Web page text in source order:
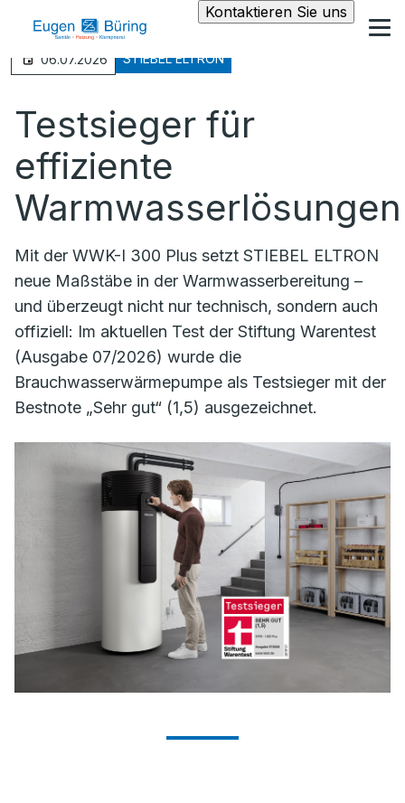
Kontaktieren Sie uns
06.07.2026 STIEBEL ELTRON
Testsieger für
effiziente
Warmwasserlösungen
Mit der WWK-I 300 Plus setzt STIEBEL ELTRON
neue Maßstäbe in der Warmwasserbereitung –
und überzeugt nicht nur technisch, sondern auch
offiziell: Im aktuellen Test der Stiftung Warentest
(Ausgabe 07/2026) wurde die
Brauchwasserwärmepumpe als Testsieger mit der
Bestnote „Sehr gut“ (1,5) ausgezeichnet.